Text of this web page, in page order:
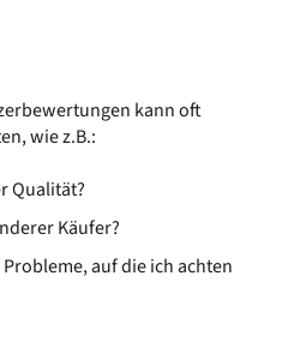
kann oft
wie z.B.:
Qualität?
Käufer?
auf die ich achten